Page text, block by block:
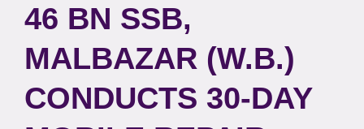
46 BN SSB,
MALBAZAR (W.B.)
CONDUCTS 30-DAY